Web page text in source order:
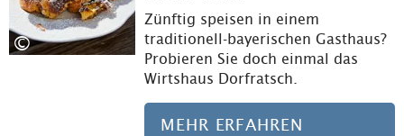
©
Zünftig speisen in einem
traditionell-bayerischen Gasthaus?
Probieren Sie doch einmal das
Wirtshaus Dorfratsch.
MEHR ERFAHREN